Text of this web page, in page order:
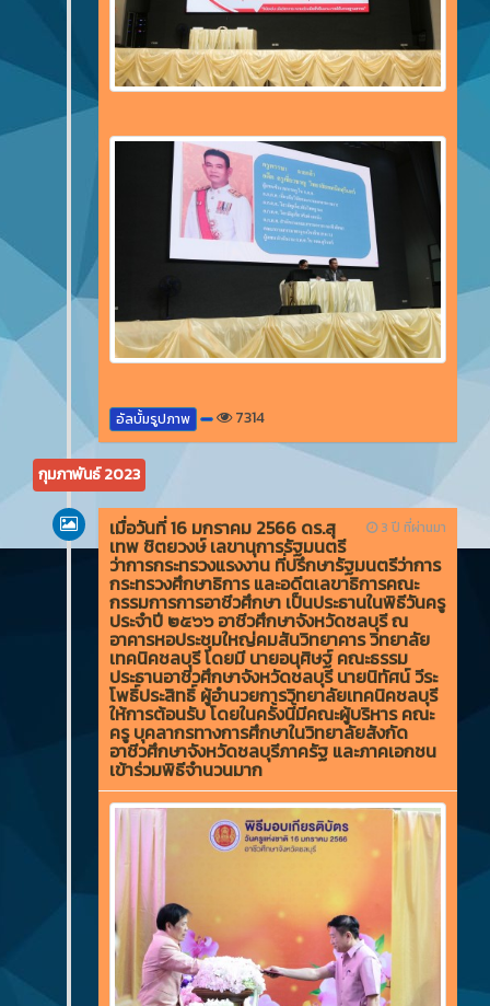
อัลบั้มรูปภาพ 7314
กุมภาพันธ์ 2023
3 ปี ที่ผ่านมา
เมื่อวันที่ 16 มกราคม 2566 ดร.สุ
เทพ ชิตยวงษ์ เลขานุการรัฐมนตรี
ว่าการกระทรวงแรงงาน ที่ปรึกษารัฐมนตรีว่าการ
กระทรวงศึกษาธิการ และอดีตเลขาธิการคณะ
กรรมการการอาชีวศึกษา เป็นประธานในพิธีวันครู
ประจำปี ๒๕๖๖ อาชีวศึกษาจังหวัดชลบุรี ณ
อาคารหอประชุมใหญ่คมสันวิทยาคาร วิทยาลัย
เทคนิคชลบุรี โดยมี นายอนุศิษฐ์ คณะธรรม
ประธานอาชีวศึกษาจังหวัดชลบุรี นายนิทัศน์ วีระ
โพธิ์ประสิทธิ์ ผู้อำนวยการวิทยาลัยเทคนิคชลบุรี
ให้การต้อนรับ โดยในครั้งนี้มีคณะผู้บริหาร คณะ
ครู บุคลากรทางการศึกษาในวิทยาลัยสังกัด
อาชีวศึกษาจังหวัดชลบุรีภาครัฐ และภาคเอกชน
เข้าร่วมพิธีจำนวนมาก